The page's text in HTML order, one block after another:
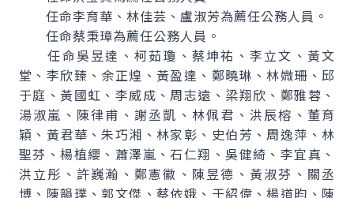
任命李育華、林佳芸、盧淑芳為薦任公務人員。
任命蔡秉璋為薦任公務人員。
任命吳昱達、柯茹瓊、蔡坤祐、李立文、黃文
堂、李欣臻、余正煌、黃盈達、鄭曉琳、林媺珊、邱
于庭、黃國虹、李威成、周志遠、梁翔欣、鄭雅蓉、
湯淑嵐、陳律甫、謝丞凱、林佩君、洪辰榕、董育
穎、黃君華、朱巧湘、林家彰、史伯芳、周逸萍、林
聖芬、楊植纓、蕭澤嵐、石仁翔、吳健綺、李宜真、
洪立彤、許巍瀚、鄭憲徽、陳昱德、黃淑芬、關丞
博、陳韻璞、郭文傑、蔡依娥、于紹偉、楊道昀、陳